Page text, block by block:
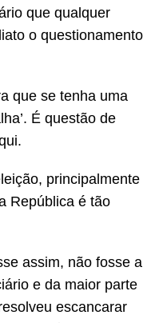
que qualquer
o questionamento
que se tenha uma
É questão de
principalmente
República é tão
assim, não fosse a
e da maior parte
escancarar